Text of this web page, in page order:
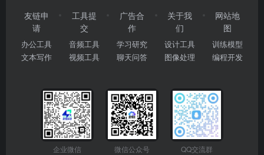
友链申
请
办公工具
文本写作
工具提
交
音频工具
视频工具
广告合
作
学习研究
聊天问答
关于我
们
设计工具
图像处理
网站地
图
训练模型
编程开发
企业微信 微信公众号 QQ交流群